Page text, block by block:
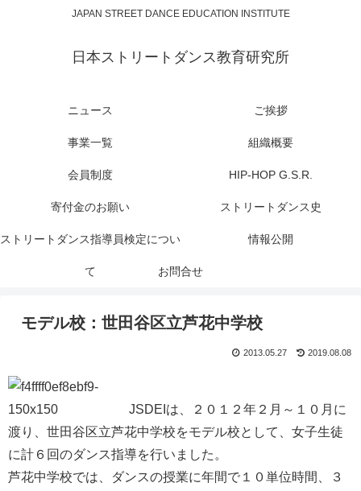
JAPAN STREET DANCE EDUCATION INSTITUTE
日本ストリートダンス教育研究所
ニュース ご挨拶
事業一覧 組織概要
会員制度 HIP-HOP G.S.R.
寄付金のお願い ストリートダンス史
ストリートダンス指導員検定につい
て
情報公開
お問合せ
モデル校：世田谷区立芦花中学校
2019.08.08
2013.05.27
JSDEIは、２０１２年２月～１０月に
渡り、世田谷区立芦花中学校をモデル校として、女子生徒
に計６回のダンス指導を行いました。
芦花中学校では、ダンスの授業に年間で１０単位時間、３